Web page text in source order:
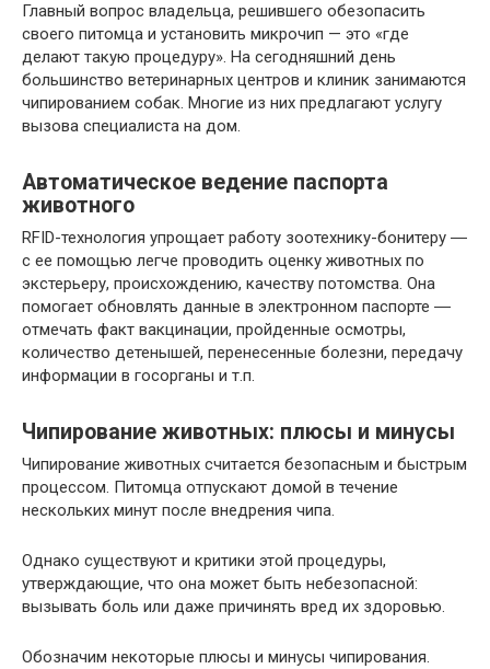
Главный вопрос владельца, решившего обезопасить
своего питомца и установить микрочип — это «где
делают такую процедуру». На сегодняшний день
большинство ветеринарных центров и клиник занимаются
чипированием собак. Многие из них предлагают услугу
вызова специалиста на дом.
Автоматическое ведение паспорта
животного
RFID-технология упрощает работу зоотехнику-бонитеру ―
с ее помощью легче проводить оценку животных по
экстерьеру, происхождению, качеству потомства. Она
помогает обновлять данные в электронном паспорте ―
отмечать факт вакцинации, пройденные осмотры,
количество детенышей, перенесенные болезни, передачу
информации в госорганы и т.п.
Чипирование животных: плюсы и минусы
Чипирование животных считается безопасным и быстрым
процессом. Питомца отпускают домой в течение
нескольких минут после внедрения чипа.
Однако существуют и критики этой процедуры,
утверждающие, что она может быть небезопасной:
вызывать боль или даже причинять вред их здоровью.
Обозначим некоторые плюсы и минусы чипирования.